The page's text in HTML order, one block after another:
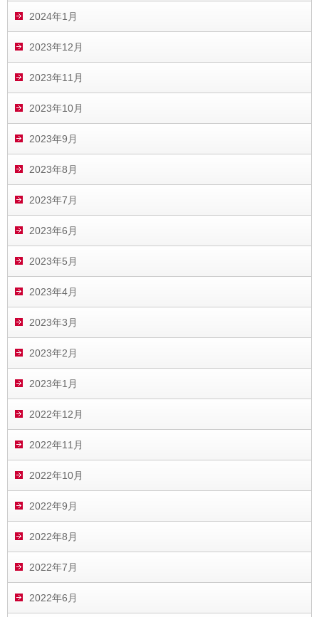
2024年1月
2023年12月
2023年11月
2023年10月
2023年9月
2023年8月
2023年7月
2023年6月
2023年5月
2023年4月
2023年3月
2023年2月
2023年1月
2022年12月
2022年11月
2022年10月
2022年9月
2022年8月
2022年7月
2022年6月